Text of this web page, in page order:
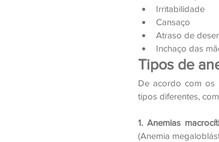
Irritabilidade
Cansaço
Atraso de
Inchaço das
Tipos de
De acordo com os
tipos diferentes,
1. Anemias
(Anemia